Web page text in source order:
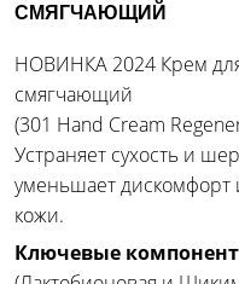
СМЯГЧАЮЩИЙ
НОВИНКА 2024 Крем
смягчающий
(301 Hand Cream
Устраняет сухость и
уменьшает дискомфорт
кожи.
Ключевые